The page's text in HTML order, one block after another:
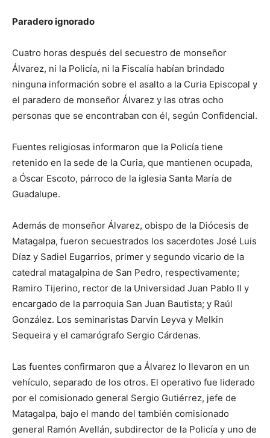
Paradero ignorado
Cuatro horas después del secuestro de monseñor
Álvarez, ni la Policía, ni la Fiscalía habían brindado
ninguna información sobre el asalto a la Curia Episcopal y
el paradero de monseñor Álvarez y las otras ocho
personas que se encontraban con él, según Confidencial.
Fuentes religiosas informaron que la Policía tiene
retenido en la sede de la Curia, que mantienen ocupada,
a Óscar Escoto, párroco de la iglesia Santa María de
Guadalupe.
Además de monseñor Álvarez, obispo de la Diócesis de
Matagalpa, fueron secuestrados los sacerdotes José Luis
Díaz y Sadiel Eugarrios, primer y segundo vicario de la
catedral matagalpina de San Pedro, respectivamente;
Ramiro Tijerino, rector de la Universidad Juan Pablo II y
encargado de la parroquia San Juan Bautista; y Raúl
González. Los seminaristas Darvin Leyva y Melkin
Sequeira y el camarógrafo Sergio Cárdenas.
Las fuentes confirmaron que a Álvarez lo llevaron en un
vehículo, separado de los otros. El operativo fue liderado
por el comisionado general Sergio Gutiérrez, jefe de
Matagalpa, bajo el mando del también comisionado
general Ramón Avellán, subdirector de la Policía y uno de